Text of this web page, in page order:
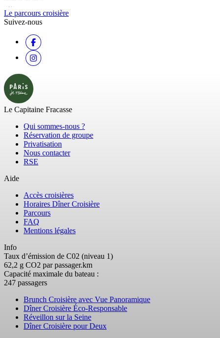
Le parcours croisière
Suivez-nous
Le Capitaine Fracasse
Qui sommes-nous ?
Réservation de groupe
Privatisation
Nous contacter
RSE
Aide
Accès croisières
Horaires Dîner Croisière
Parcours
FAQ
Mentions légales
Info
Taux d’émission de C02 (niveau 1)
62,2 g CO2 par passager.km
Capacité maximale du bateau :
247 passagers
Brunch Croisière avec Vue Panoramique
Dîner Croisière Éco-Responsable
Réveillon sur la Seine
Dîner Croisière pour Deux